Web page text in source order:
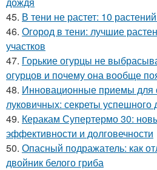
45. В тени не растет: 10
46. Огород в тени: лучшие
участков
47. Горькие огурцы не
огурцов и почему она вообще
48. Инновационные приемы для
луковичных: секреты успешного
49. Керакам Супертермо 30:
эффективности и долговечности
50. Опасный подражатель: как
двойник белого гриба